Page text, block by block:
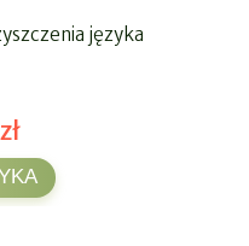
języka